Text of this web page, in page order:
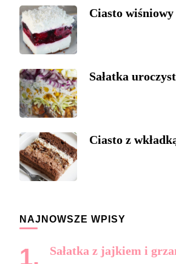
Ciasto wiśniowy
Sałatka
Ciasto z
NAJNOWSZE WPISY
Sałatka z jajkiem i